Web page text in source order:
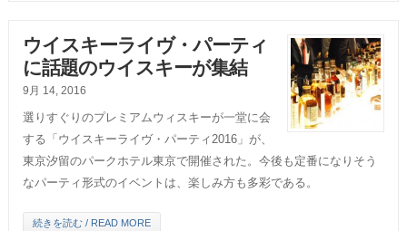
ウイスキーライヴ・パーティ
に話題のウイスキーが集結
9月 14, 2016
選りすぐりのプレミアムウィスキーが一堂に会
する「ウイスキーライヴ・パーティ2016」が、
東京汐留のパークホテル東京で開催された。今後も定番になりそう
なパーティ形式のイベントは、楽しみ方も多彩である。
続きを読む / READ MORE